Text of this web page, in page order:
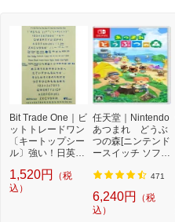
Bit Trade One｜ビ
ットトレードワン
〔キートップシー
ル〕強い！日英対
プシールセット ブ
ルー DYKTSBL
1,520円
（税
込）
任天堂｜Nintendo
あつまれ どうぶ
つの森[ニンテンド
ースイッチ ソフ
471
6,240円
（税
込）